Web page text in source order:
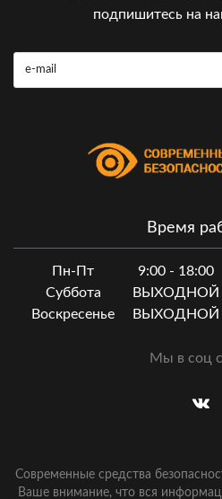
подпишитесь на
Время
Пн-Пт
9:00 - 18:00
Суббота
ВЫХОДНОЙ
Воскресенье
ВЫХОДНОЙ
Мы в соц
Современные средства
Ваше внимание, что вся